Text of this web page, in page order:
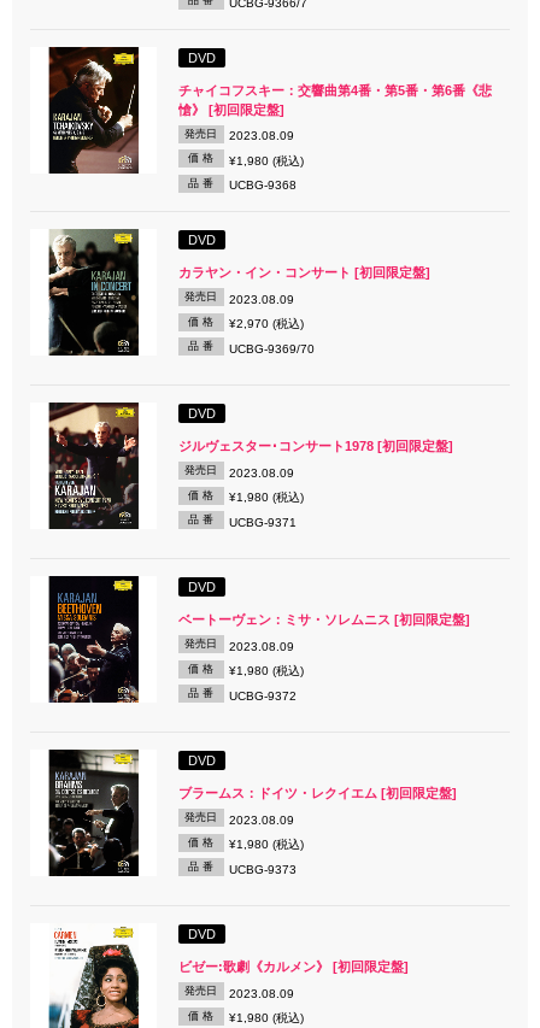
UCBG-9366/7
DVD
チャイコフスキー：交響曲第4番・第5番・第6番《悲
愴》 [初回限定盤]
発売日 2023.08.09
価 格 ¥1,980 (税込)
品 番 UCBG-9368
DVD
カラヤン・イン・コンサート [初回限定盤]
発売日 2023.08.09
価 格 ¥2,970 (税込)
品 番 UCBG-9369/70
DVD
ジルヴェスター･コンサート1978 [初回限定盤]
発売日 2023.08.09
価 格 ¥1,980 (税込)
品 番 UCBG-9371
DVD
ベートーヴェン：ミサ・ソレムニス [初回限定盤]
発売日 2023.08.09
価 格 ¥1,980 (税込)
品 番 UCBG-9372
DVD
ブラームス：ドイツ・レクイエム [初回限定盤]
発売日 2023.08.09
価 格 ¥1,980 (税込)
品 番 UCBG-9373
DVD
ビゼー:歌劇《カルメン》 [初回限定盤]
発売日 2023.08.09
価 格 ¥1,980 (税込)